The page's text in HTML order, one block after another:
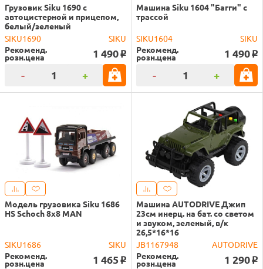
Грузовик Siku 1690 с
автоцистерной и прицепом,
белый/зеленый
SIKU1690
SIKU
Рекоменд.
розн.цена 1 490 o
- +
Машина Siku 1604 "Багги" с
трассой
SIKU1604
SIKU
Рекоменд.
розн.цена 1 490 o
- +
Модель грузовика Siku 1686
HS Schoch 8x8 MAN
SIKU1686
SIKU
Рекоменд.
розн.цена 1 465 o
Машина AUTODRIVE Джип
23см инерц. на бат. со светом
и звуком, зеленый, в/к
26,5*16*16
JB1167948
AUTODRIVE
Рекоменд.
розн.цена 1 290 o